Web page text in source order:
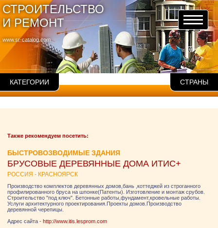
www.sr-catalog.com
СТРОИТЕЛЬСТВО
И РЕМОНТ
КАТЕГОРИИ СТРАНЫ
Также рекомендуем посетить:
БЫСТРОВОЗВОДИМЫЕ ЗДАНИЯ
БРУСОВЫЕ ДЕРЕВЯННЫЕ ДОМА ИТИС+
РОССИЯ - КРАСНОЯРСК
Производство комплектов деревянных домов,бань ,коттеджей из строганного
профилированного бруса на шпонке(Патенты). Изготовление и монтаж срубов.
Строительство "под ключ". Бетонные работы,фундамент,кровельные работы.
Услуги архитектурного проектирования.Проекты домов.Производство
деревянной черепицы.
Адрес сайта - http://www.itis.lesprom.com